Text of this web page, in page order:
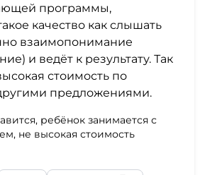
программы,
качество как слышать
взаимопонимание
и ведёт к результату. Так
стоимость по
предложениями.
ребёнок занимается с
не высокая стоимость